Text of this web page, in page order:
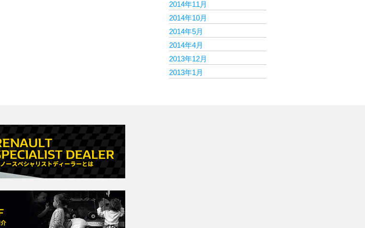
2014年11月
2014年10月
2014年5月
2014年4月
2013年12月
2013年1月